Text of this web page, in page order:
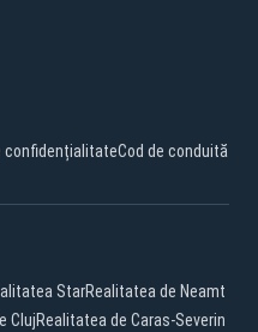
confidențialitateCod de conduită
StarRealitatea de Neamt
ClujRealitatea de Caras-Severin